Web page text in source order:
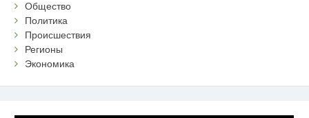
Общество
Политика
Происшествия
Регионы
Экономика